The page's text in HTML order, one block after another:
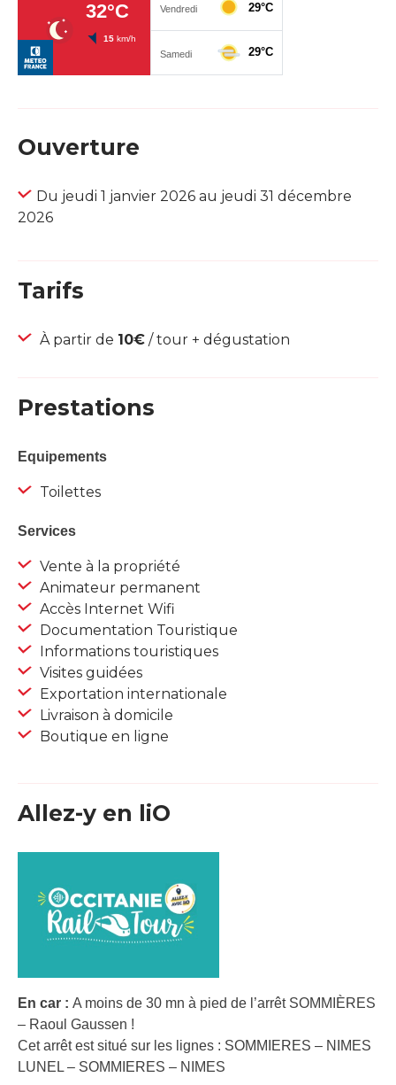
Ouverture
Du jeudi 1 janvier 2026 au jeudi 31 décembre
2026
Tarifs
À partir de 10€ / tour + dégustation
Prestations
Equipements
Toilettes
Services
Vente à la propriété
Animateur permanent
Accès Internet Wifi
Documentation Touristique
Informations touristiques
Visites guidées
Exportation internationale
Livraison à domicile
Boutique en ligne
Allez-y en liO
En car : A moins de 30 mn à pied de l’arrêt SOMMIÈRES
– Raoul Gaussen !
Cet arrêt est situé sur les lignes : SOMMIERES – NIMES
LUNEL – SOMMIERES – NIMES